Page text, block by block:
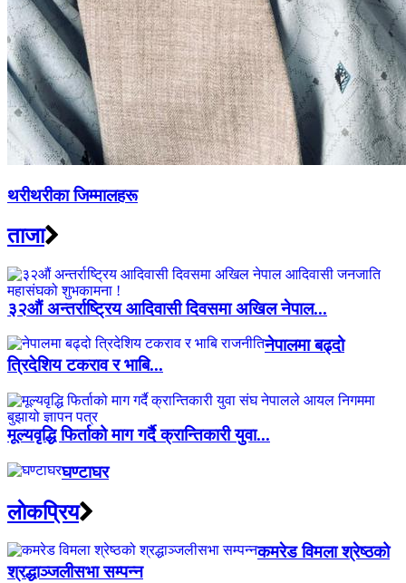
थरीथरीका जिम्मालहरू
ताजा
३२औं अन्तर्राष्ट्रिय आदिवासी दिवसमा अखिल नेपाल...
नेपालमा बढ्दो
त्रिदेशिय टकराव र भाबि...
मूल्यवृद्धि फिर्ताको माग गर्दै क्रान्तिकारी युवा...
घण्टाघर
लाेकप्रिय
कमरेड विमला श्रेष्ठको
श्रद्धाञ्जलीसभा सम्पन्न